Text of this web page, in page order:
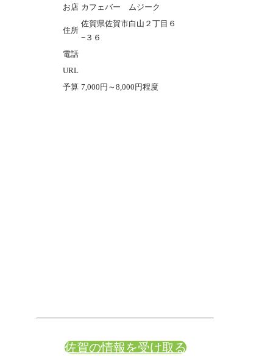
お店 カフェバー ムジーク
住所
佐賀県佐賀市白山２丁目６
−３６
電話
URL
予算 7,000円～8,000円程度
佐賀の情報を受け取る